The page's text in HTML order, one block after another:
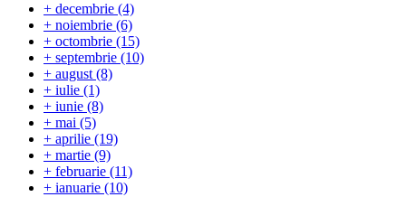
+ decembrie (4)
+ noiembrie (6)
+ octombrie (15)
+ septembrie (10)
+ august (8)
+ iulie (1)
+ iunie (8)
+ mai (5)
+ aprilie (19)
+ martie (9)
+ februarie (11)
+ ianuarie (10)